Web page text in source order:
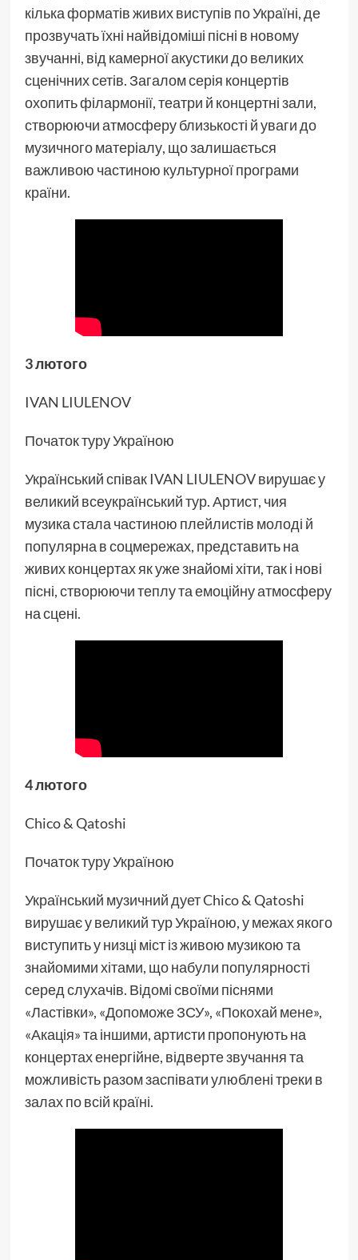
кілька форматів живих виступів по Україні, де
прозвучать їхні найвідоміші пісні в новому
звучанні, від камерної акустики до великих
сценічних сетів. Загалом серія концертів
охопить філармонії, театри й концертні зали,
створюючи атмосферу близькості й уваги до
музичного матеріалу, що залишається
важливою частиною культурної програми
країни.
3 лютого
IVAN LIULENOV
Початок туру Україною
Український співак IVAN LIULENOV вирушає у
великий всеукраїнський тур. Артист, чия
музика стала частиною плейлистів молоді й
популярна в соцмережах, представить на
живих концертах як уже знайомі хіти, так і нові
пісні, створюючи теплу та емоційну атмосферу
на сцені.
4 лютого
Chico & Qatoshi
Початок туру Україною
Український музичний дует Chico & Qatoshi
вирушає у великий тур Україною, у межах якого
виступить у низці міст із живою музикою та
знайомими хітами, що набули популярності
серед слухачів. Відомі своїми піснями
«Ластівки», «Допоможе ЗСУ», «Покохай мене»,
«Акація» та іншими, артисти пропонують на
концертах енергійне, відверте звучання та
можливість разом заспівати улюблені треки в
залах по всій країні.